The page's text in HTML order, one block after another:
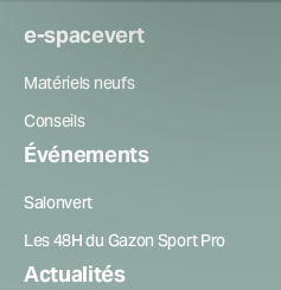
e-spacevert
Matériels neufs
Conseils
Événements
Salonvert
Les 48H du Gazon Sport Pro
Actualités